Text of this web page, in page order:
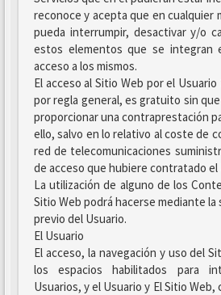
reconoce y acepta que en cualquier
pueda interrumpir, desactivar y/o
estos elementos que se integran
acceso a los mismos.
El acceso al Sitio Web por el
por regla general, es gratuito sin
proporcionar una contraprestación
ello, salvo en lo relativo al coste de
red de telecomunicaciones
de acceso que hubiere contratado el
La utilización de alguno de los
Sitio Web podrá hacerse mediante
previo del Usuario.
El Usuario
El acceso, la navegación y uso del
los espacios habilitados para
Usuarios, y el Usuario y El Sitio